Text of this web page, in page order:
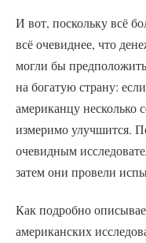
И вот, поскольку всё
всё очевиднее, что
могли бы
на богатую страну:
американцу несколько
измеримо улучшится.
очевидным
затем они провели
Как подробно
американских